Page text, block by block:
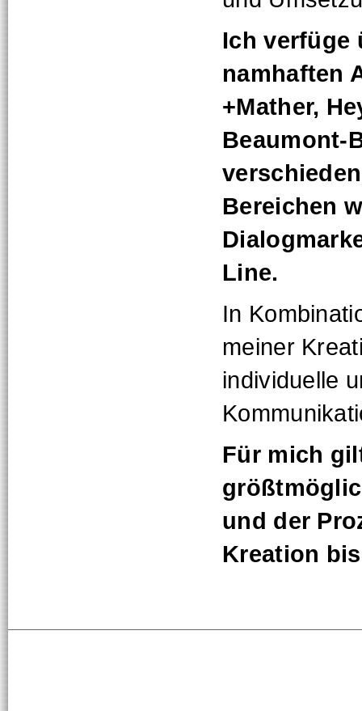
Ich verfüge
namhaften
+Mather,
Beaumont-
Bereichen
Line.
In
meiner
individuelle
Für mich
und der
Kreation